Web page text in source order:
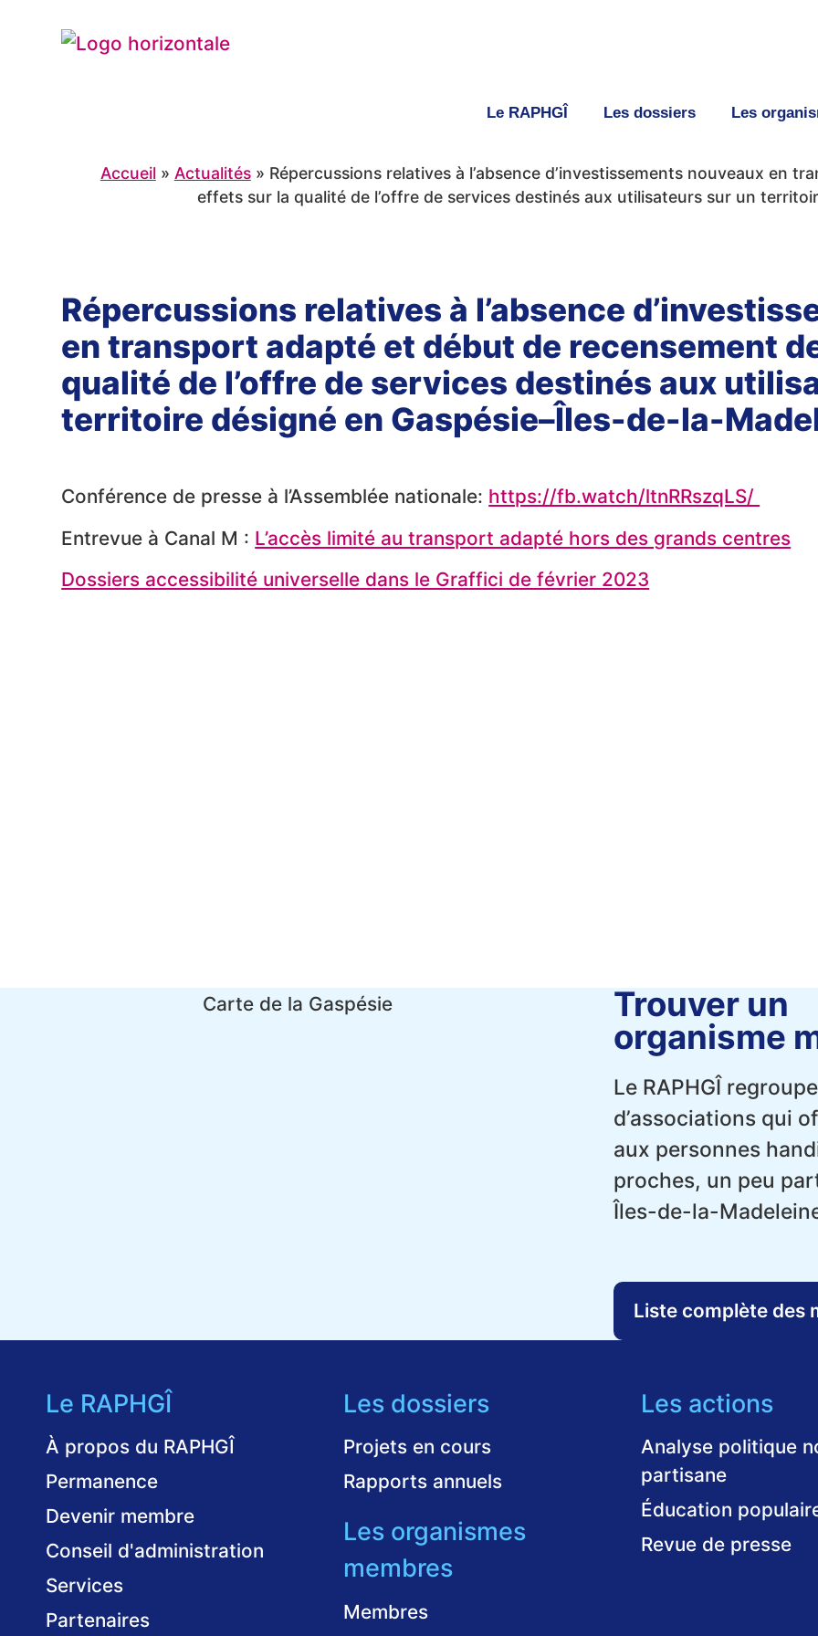
Le RAPHGÎ Les dossiers Les
Accueil» Actualités» Répercussions relatives à l’absence d’investissements nouveaux en
effets sur la qualité de l’offre de services destinés aux utilisateurs sur un
Répercussions relatives à l’absence
en transport adapté et début de recensement
qualité de l’offre de services destinés aux
territoire désigné en Gaspésie–Îles-de-la-
Conférence de presse à l’Assemblée nationale: https://fb.watch/ltnRRszqLS/
Entrevue à Canal M : L’accès limité au transport adapté hors des grands centres
Dossiers accessibilité universelle dans le Graffici de février 2023
Trouver un
organisme
Le RAPHGÎ
d’associations qui
aux personnes
proches, un peu
Îles-de-la-
Liste complète des
Le RAPHGÎ
À propos du RAPHGÎ
Permanence
Devenir membre
Conseil d'administration
Services
Partenaires
Les dossiers
Projets en cours
Rapports annuels
Les organismes
membres
Membres
Les actions
Analyse politique
partisane
Éducation
Revue de presse